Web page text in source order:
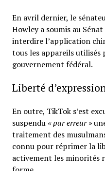
En avril dernier, le
Howley a soumis au
interdire l’application
tous les appareils utilisés
gouvernement fédéral.
Liberté
En outre, TikTok s’est
suspendu « par erreur »
traitement des
connu pour réprimer la
activement les minorités